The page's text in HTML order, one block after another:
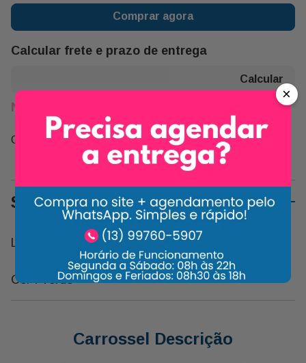
Comprar agora
Calcular frete e prazo de entrega
Não sei meu CEP
Compartilhe:
Sobre o Produto
Laço de Cetim Duplo com Acrilico e Aljofre M
Cor : Verde
Carrossel Descrição
×